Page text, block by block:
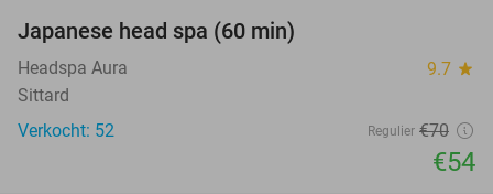
Japanese head spa (60 min)
Headspa Aura 9.7 star
Sittard
Verkocht: 52
Regulier €70
€54